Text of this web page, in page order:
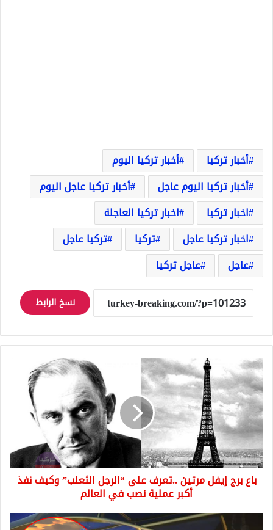
أخبار تركيا
أخبار تركيا اليوم
أخبار تركيا اليوم عاجل
أخبار تركيا عاجل اليوم
اخبار تركيا
اخبار تركيا العاجلة
اخبار تركيا عاجل
تركيا
تركيا عاجل
عاجل
عاجل تركيا
نسخ الرابط
باع
برج
إيفل
مرتين
..تعرف
على
“الرجل
الثعلب”
وكيف
نفذ
نصب
باع برج إيفل مرتين ..تعرف على “الرجل الثعلب” وكيف نفذ
أكبر عملية نصب في العالم